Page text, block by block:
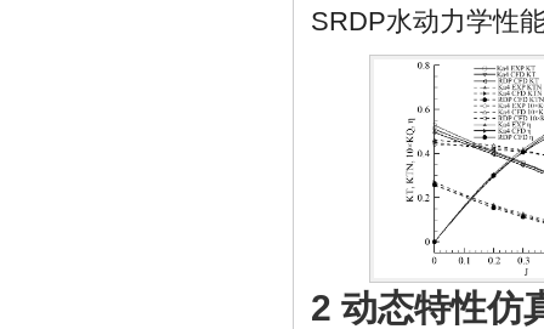
SRDP水动力学性
2 动态特性仿